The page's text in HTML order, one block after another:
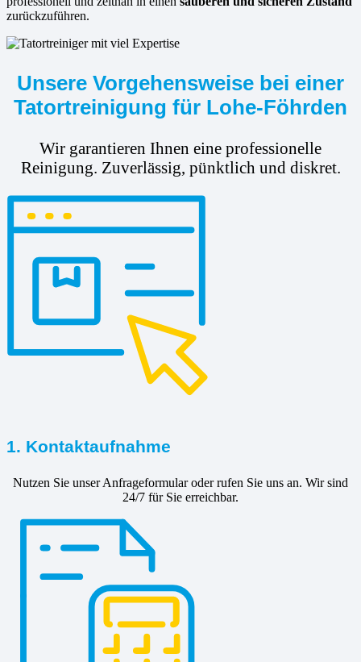
zurückzuführen.
Unsere Vorgehensweise bei einer
Tatortreinigung für Lohe-Föhrden
Wir garantieren Ihnen eine professionelle
Reinigung. Zuverlässig, pünktlich und diskret.
1. Kontaktaufnahme
Nutzen Sie unser Anfrageformular oder rufen Sie uns an. Wir sind
24/7 für Sie erreichbar.